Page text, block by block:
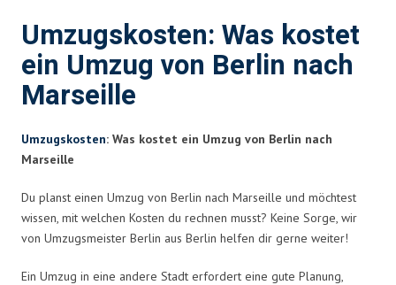
Umzugskosten: Was kostet
ein Umzug von Berlin nach
Marseille
Umzugskosten: Was kostet ein Umzug von Berlin nach
Marseille
Du planst einen Umzug von Berlin nach Marseille und möchtest
wissen, mit welchen Kosten du rechnen musst? Keine Sorge, wir
von Umzugsmeister Berlin aus Berlin helfen dir gerne weiter!
Ein Umzug in eine andere Stadt erfordert eine gute Planung,